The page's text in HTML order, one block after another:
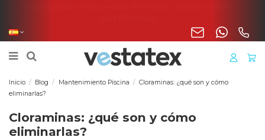
Inicio Blog Mantenimiento Piscina
Cloraminas: ¿qué son y cómo
eliminarlas?
Cloraminas: ¿qué son y cómo
eliminarlas?